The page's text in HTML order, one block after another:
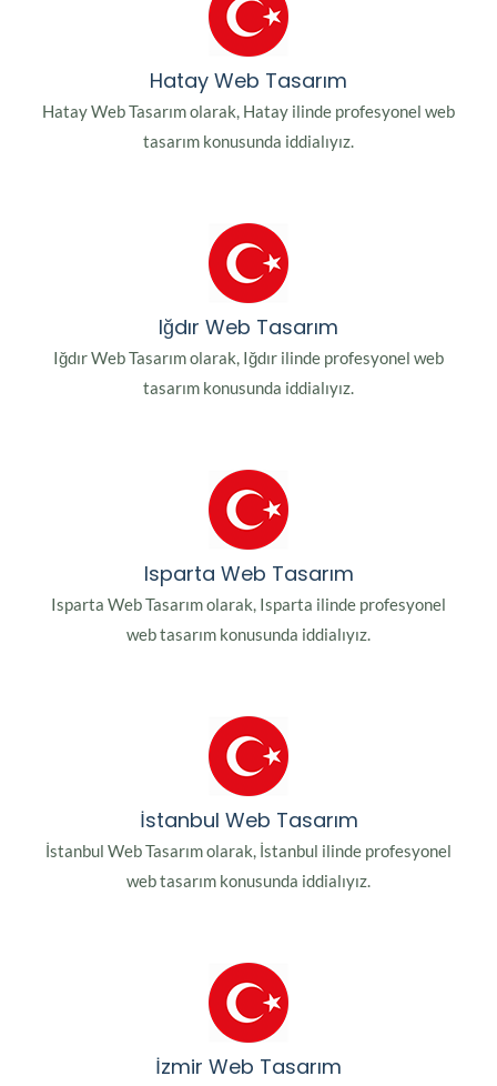
Hatay Web Tasarım
Hatay Web Tasarım olarak, Hatay ilinde profesyonel web
tasarım konusunda iddialıyız.
Iğdır Web Tasarım
Iğdır Web Tasarım olarak, Iğdır ilinde profesyonel web
tasarım konusunda iddialıyız.
Isparta Web Tasarım
Isparta Web Tasarım olarak, Isparta ilinde profesyonel
web tasarım konusunda iddialıyız.
İstanbul Web Tasarım
İstanbul Web Tasarım olarak, İstanbul ilinde profesyonel
web tasarım konusunda iddialıyız.
İzmir Web Tasarım